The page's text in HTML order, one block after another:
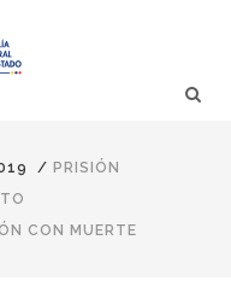
/ PRISIÓN
CON MUERTE